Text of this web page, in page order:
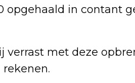
opgehaald in contant
verrast met deze